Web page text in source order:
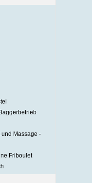
und Massage -
Friboulet